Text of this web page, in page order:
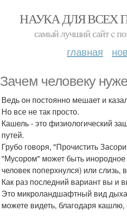
НАУКА ДЛЯ ВСЕХ
самый лучший сайт c
главная
Зачем человеку
Ведь он постоянно мешает и
Но все не так просто.
Кашель - это физиологический
путей.
Грубо говоря, "Прочистить
"Мусором" может быть инородное
человек поперхнулся) или
Как раз последний вариант вы и
Это микроландшафтный вид
можете видеть, благодаря кашлю,